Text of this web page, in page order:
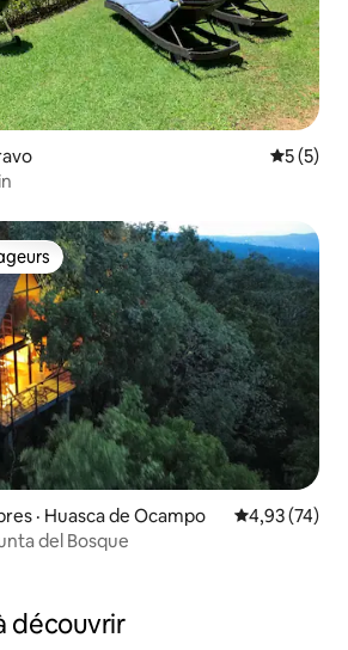
Note
5 (5)
· Huasca de Ocampo Note
4,93 (74)
del Bosque
découvrir